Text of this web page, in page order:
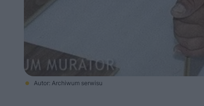
Autor: Archiwum serwisu